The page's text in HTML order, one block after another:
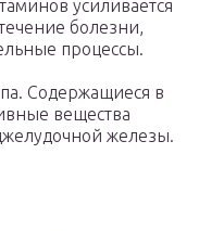
усиливается
болезни,
процессы.
Содержащиеся в
вещества
железы.